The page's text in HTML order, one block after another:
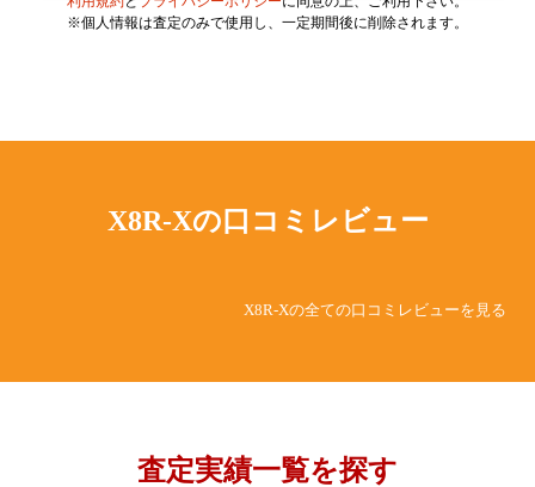
※個人情報は査定のみで使用し、一定期間後に削除されます。
X8R-Xの 口コミレビュー
X8R-Xの全ての口コミレビューを見る
査定実績一覧を探す